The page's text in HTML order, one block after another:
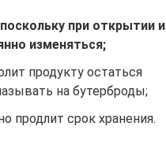
при открытии и
изменяться;
продукту остаться
на бутерброды;
продлит срок хранения.